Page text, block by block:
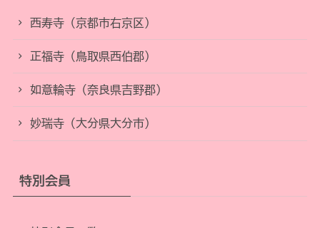
西寿寺（京都市右京区）
正福寺（鳥取県西伯郡）
如意輪寺（奈良県吉野郡）
妙瑞寺（大分県大分市）
特別会員